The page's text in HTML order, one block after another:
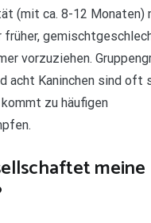
(mit ca. 8-12 Monaten)
früher,
vorzuziehen.
acht Kaninchen sind oft
zu häufigen
meine